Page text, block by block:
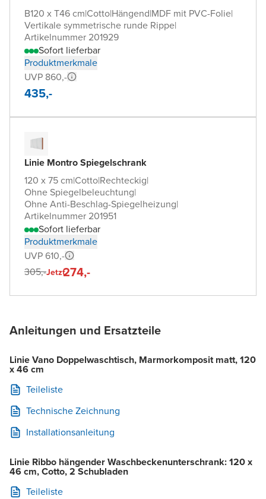
B120 x T46 cm|Cotto|Hängend|MDF mit PVC-Folie|
Vertikale symmetrische runde Rippe|
Artikelnummer 201929
Sofort lieferbar
Produktmerkmale
UVP 860,-
435,-
Linie Montro Spiegelschrank
120 x 75 cm|Cotto|Rechteckig|
Ohne Spiegelbeleuchtung|
Ohne Anti-Beschlag-Spiegelheizung|
Artikelnummer 201951
Sofort lieferbar
Produktmerkmale
UVP 610,-
305,-Jetzt274,-
Anleitungen und Ersatzteile
Linie Vano Doppelwaschtisch, Marmorkomposit matt, 120
x 46 cm
Teileliste
Technische Zeichnung
Installationsanleitung
Linie Ribbo hängender Waschbeckenunterschrank: 120 x
46 cm, Cotto, 2 Schubladen
Teileliste